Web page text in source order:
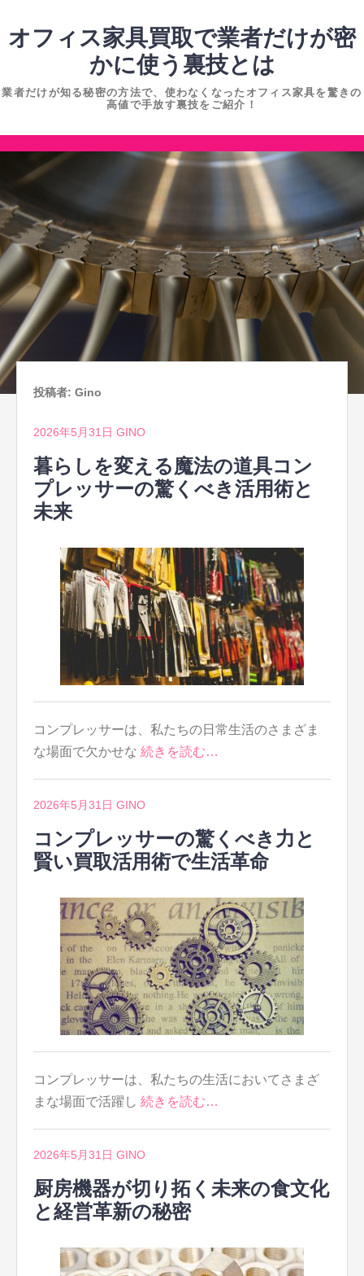
ン
ツ
プ
オフィス家具買取で業者だけが密
かに使う裏技とは
業者だけが知る秘密の方法で、使わなくなったオフィス家具を驚きの
高値で手放す裏技をご紹介！
コ
テ
ン
ツ
へ
ス
キ
ッ
プ
投稿者: Gino
2026年5月31日 GINO
暮らしを変える魔法の道具コン
プレッサーの驚くべき活用術と
未来
コンプレッサーは、私たちの日常生活のさまざま
な場面で欠かせな 続きを読む…
2026年5月31日 GINO
コンプレッサーの驚くべき力と
賢い買取活用術で生活革命
コンプレッサーは、私たちの生活においてさまざ
まな場面で活躍し 続きを読む…
2026年5月31日 GINO
厨房機器が切り拓く未来の食文化
と経営革新の秘密